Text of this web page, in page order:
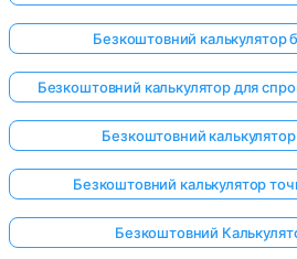
Безкоштовний калькулятор
Безкоштовний калькулятор для
Безкоштовний
Безкоштовний калькулятор
Безкоштовний